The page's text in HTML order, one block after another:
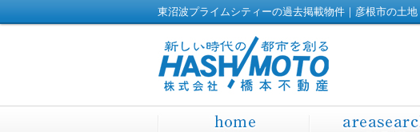
東沼波プライムシティーの過去掲載物件｜彦根市の土